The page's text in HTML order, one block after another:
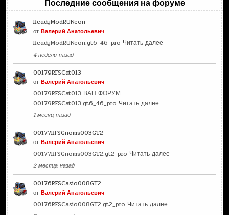
Последние сообщения на форуме
ReadyModRUNeon
отВалерий Анатольевич
ReadyModRUNeon.gt6_46_pro Читать далее
4 недели назад
00179RFSCat013
отВалерий Анатольевич
00179RFSCat013 ВАП ФОРУМ
00179RFSCat013.gt6_46_pro Читать далее
1 месяц назад
00177RFSGnoms003GT2
отВалерий Анатольевич
00177RFSGnoms003GT2.gt2_pro Читать далее
2 месяца назад
00176RFSCasio008GT2
отВалерий Анатольевич
00176RFSCasio008GT2.gt2_pro Читать далее